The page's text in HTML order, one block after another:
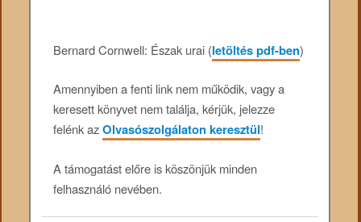
Bernard Cornwell: Észak urai (letöltés pdf-ben)
Amennyiben a fenti link nem működik, vagy a
keresett könyvet nem találja, kérjük, jelezze
felénk azOlvasószolgálaton keresztül!
A támogatást előre is köszönjük minden
felhasználó nevében.